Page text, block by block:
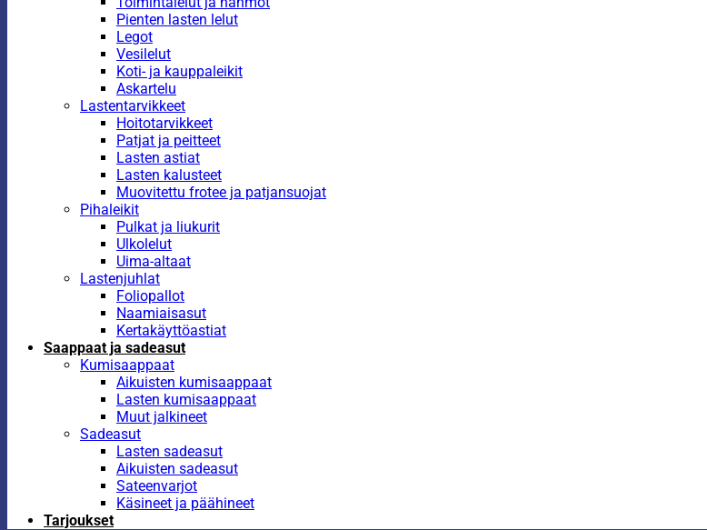
Pienten lasten lelut
Legot
Vesilelut
Koti- ja kauppaleikit
Askartelu
Lastentarvikkeet
Hoitotarvikkeet
Patjat ja peitteet
Lasten astiat
Lasten kalusteet
Muovitettu frotee ja patjansuojat
Pihaleikit
Pulkat ja liukurit
Ulkolelut
Uima-altaat
Lastenjuhlat
Foliopallot
Naamiaisasut
Kertakäyttöastiat
Saappaat ja sadeasut
Kumisaappaat
Aikuisten kumisaappaat
Lasten kumisaappaat
Muut jalkineet
Sadeasut
Lasten sadeasut
Aikuisten sadeasut
Sateenvarjot
Käsineet ja päähineet
Tarjoukset